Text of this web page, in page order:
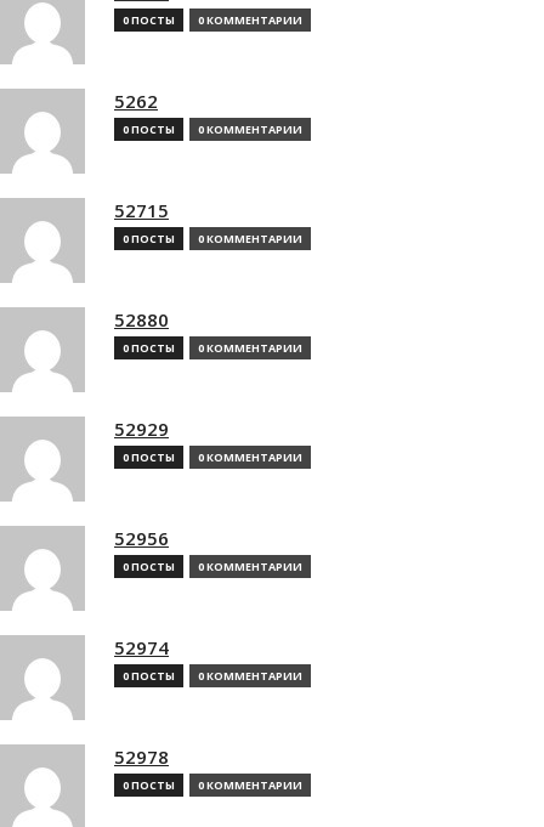
0 ПОСТЫ 0 КОММЕНТАРИИ
5262
0 ПОСТЫ 0 КОММЕНТАРИИ
52715
0 ПОСТЫ 0 КОММЕНТАРИИ
52880
0 ПОСТЫ 0 КОММЕНТАРИИ
52929
0 ПОСТЫ 0 КОММЕНТАРИИ
52956
0 ПОСТЫ 0 КОММЕНТАРИИ
52974
0 ПОСТЫ 0 КОММЕНТАРИИ
52978
0 ПОСТЫ 0 КОММЕНТАРИИ